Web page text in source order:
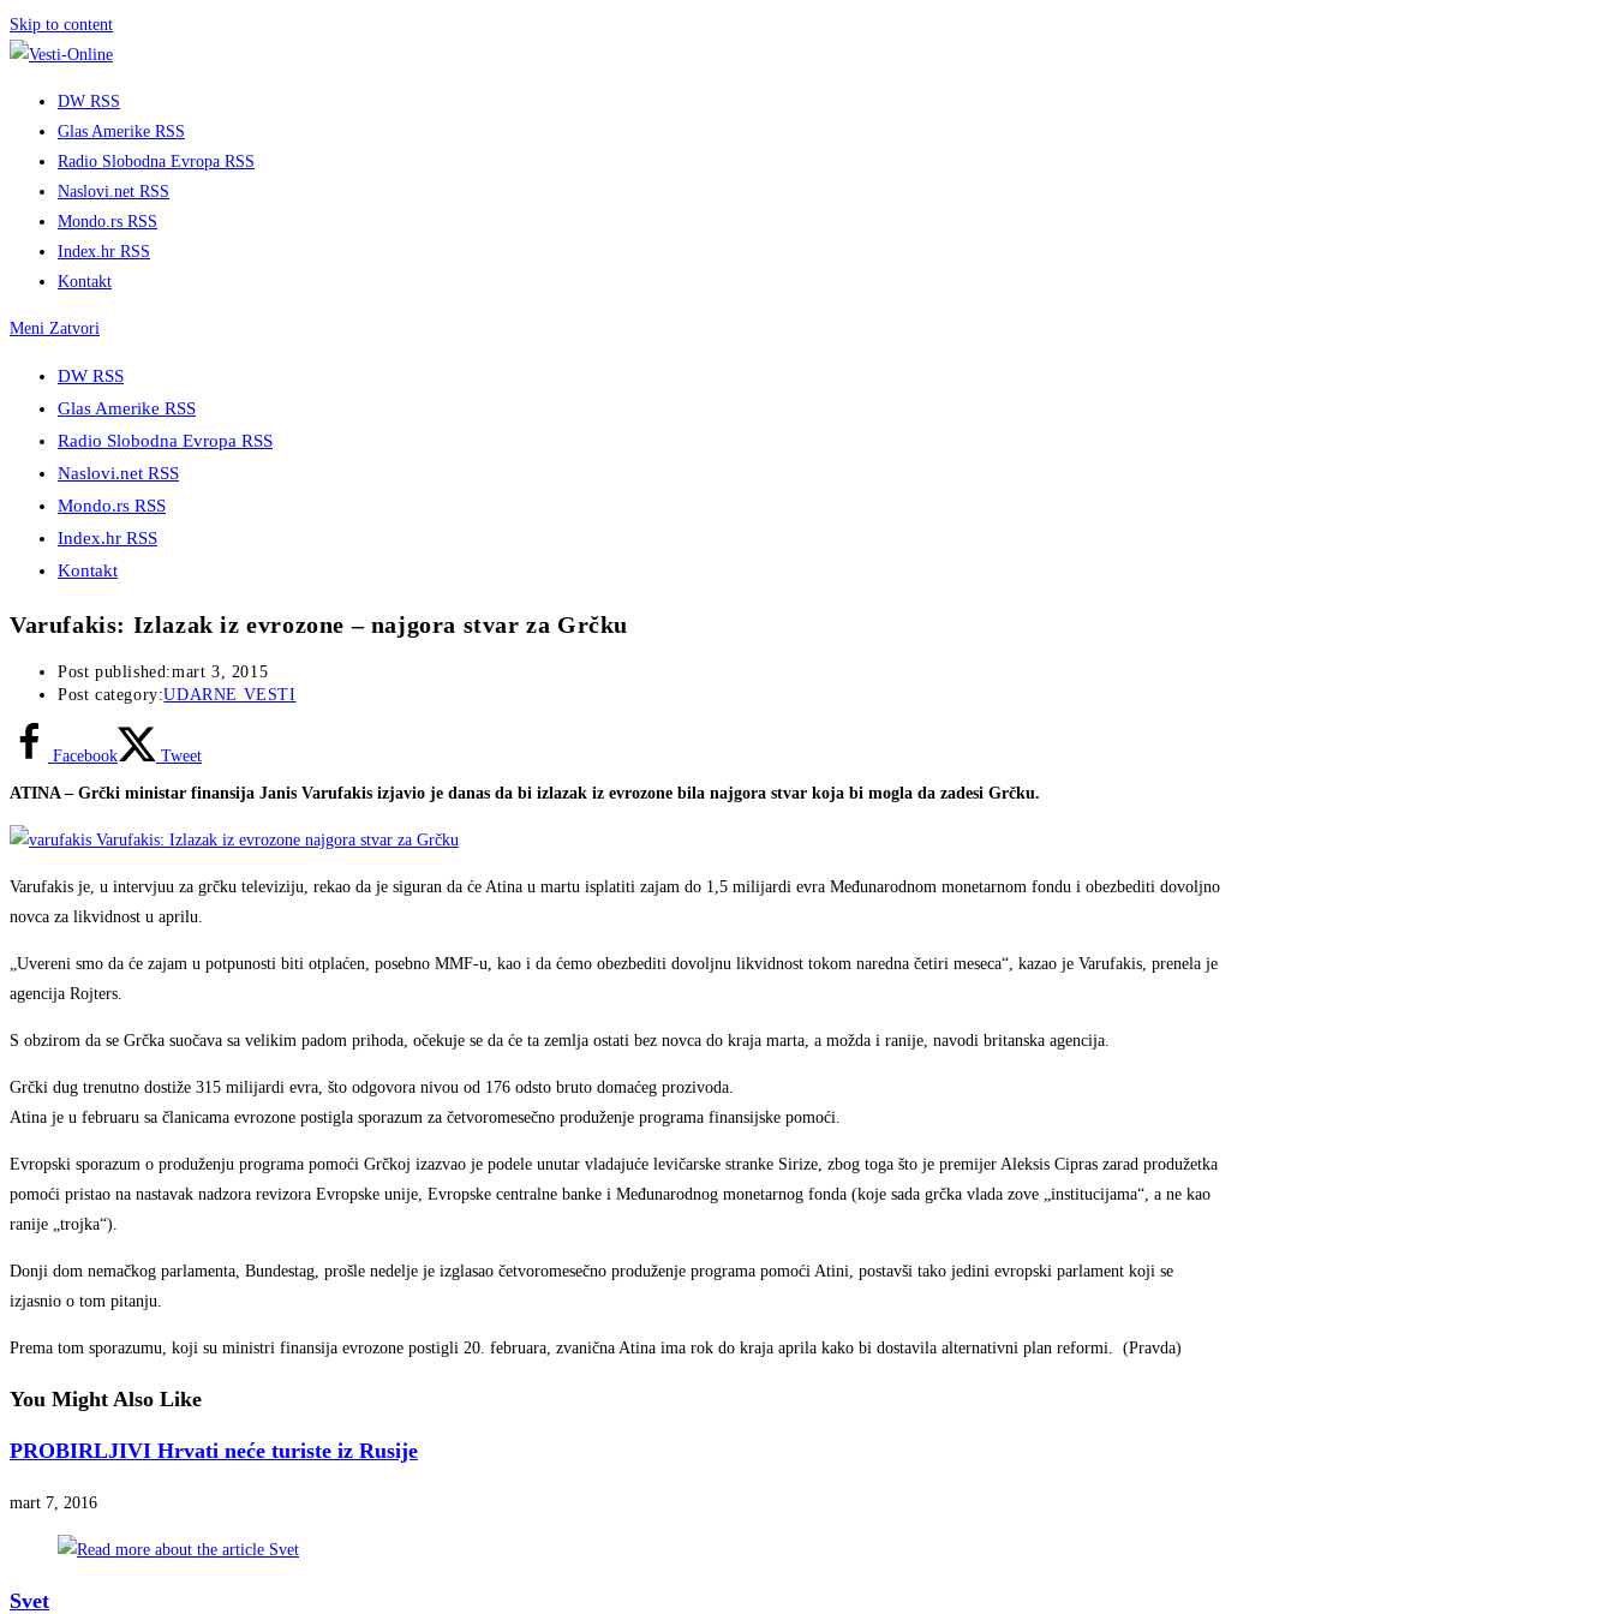
Skip to content
DW RSS
Glas Amerike RSS
Radio Slobodna Evropa RSS
Naslovi.net RSS
Mondo.rs RSS
Index.hr RSS
Kontakt
Meni Zatvori
DW RSS
Glas Amerike RSS
Radio Slobodna Evropa RSS
Naslovi.net RSS
Mondo.rs RSS
Index.hr RSS
Kontakt
Varufakis: Izlazak iz evrozone – najgora stvar za Grčku
Post published:mart 3, 2015
Post category:UDARNE VESTI
Facebook Tweet
ATINA – Grčki ministar finansija Janis Varufakis izjavio je danas da bi izlazak iz evrozone bila najgora stvar koja bi mogla da zadesi Grčku.
Varufakis je, u intervjuu za grčku televiziju, rekao da je siguran da će Atina u martu isplatiti zajam do 1,5 milijardi evra Međunarodnom monetarnom fondu i obezbediti dovoljno
novca za likvidnost u aprilu.
„Uvereni smo da će zajam u potpunosti biti otplaćen, posebno MMF-u, kao i da ćemo obezbediti dovoljnu likvidnost tokom naredna četiri meseca“, kazao je Varufakis, prenela je
agencija Rojters.
S obzirom da se Grčka suočava sa velikim padom prihoda, očekuje se da će ta zemlja ostati bez novca do kraja marta, a možda i ranije, navodi britanska agencija.
Grčki dug trenutno dostiže 315 milijardi evra, što odgovora nivou od 176 odsto bruto domaćeg prozivoda.
Atina je u februaru sa članicama evrozone postigla sporazum za četvoromesečno produženje programa finansijske pomoći.
Evropski sporazum o produženju programa pomoći Grčkoj izazvao je podele unutar vladajuće levičarske stranke Sirize, zbog toga što je premijer Aleksis Cipras zarad produžetka
pomoći pristao na nastavak nadzora revizora Evropske unije, Evropske centralne banke i Međunarodnog monetarnog fonda (koje sada grčka vlada zove „institucijama“, a ne kao
ranije „trojka“).
Donji dom nemačkog parlamenta, Bundestag, prošle nedelje je izglasao četvoromesečno produženje programa pomoći Atini, postavši tako jedini evropski parlament koji se
izjasnio o tom pitanju.
Prema tom sporazumu, koji su ministri finansija evrozone postigli 20. februara, zvanična Atina ima rok do kraja aprila kako bi dostavila alternativni plan reformi. (Pravda)
You Might Also Like
PROBIRLJIVI Hrvati neće turiste iz Rusije
mart 7, 2016
Svet